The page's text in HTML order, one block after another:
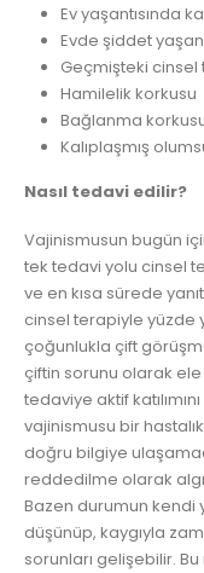
Ev yaşantısında
Evde şiddet
Geçmişteki cinsel
Hamilelik korkusu
Bağlanma
Kalıplaşmış
Nasıl tedavi edilir?
Vajinismusun bugün
tek tedavi yolu cinsel
ve en kısa sürede
cinsel terapiyle yüzde
çoğunlukla çift
çiftin sorunu olarak
tedaviye aktif
vajinismusu bir
doğru bilgiye
reddedilme olarak
Bazen durumun kendi
düşünüp, kaygıyla
sorunları gelişebilir.